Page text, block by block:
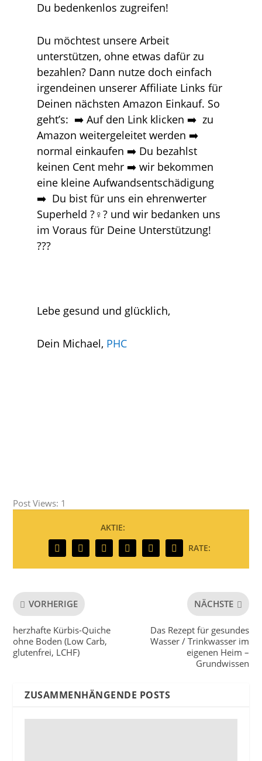
Du bedenkenlos zugreifen!
Du möchtest unsere Arbeit
unterstützen, ohne etwas dafür zu
bezahlen? Dann nutze doch einfach
irgendeinen unserer Affiliate Links für
Deinen nächsten Amazon Einkauf. So
geht’s: ➡️ Auf den Link klicken ➡️ zu
Amazon weitergeleitet werden ➡️
normal einkaufen ➡️ Du bezahlst
keinen Cent mehr ➡️ wir bekommen
eine kleine Aufwandsentschädigung
➡️ Du bist für uns ein ehrenwerter
Superheld ?‍♀️? und wir bedanken uns
im Voraus für Deine Unterstützung!
???
Lebe gesund und glücklich,
Dein Michael, PHC
Post Views: 1
AKTIE:
RATE:
VORHERIGE
herzhafte Kürbis-Quiche
ohne Boden (Low Carb,
glutenfrei, LCHF)
NÄCHSTE
Das Rezept für gesundes
Wasser / Trinkwasser im
eigenen Heim –
Grundwissen
ZUSAMMENHÄNGENDE POSTS